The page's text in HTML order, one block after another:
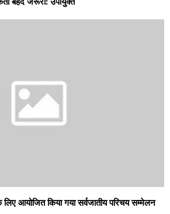
आयोजित किया गया सर्वजातीय परिचय सम्मेलन